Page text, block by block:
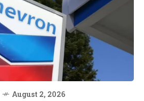
August 2, 2026